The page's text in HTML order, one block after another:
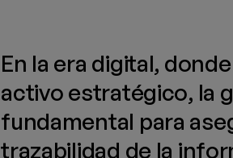
En la era digital,
activo estratégico, la
fundamental para
trazabilidad de la